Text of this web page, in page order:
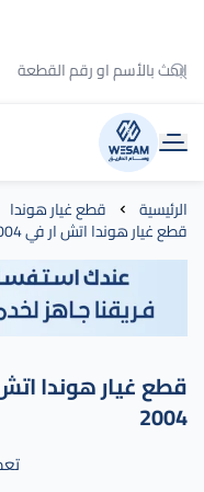
وسام الطريق
الرئيسية قطع غيار هوندا
قطع غيار هوندا اتش ار في 2004
قطع غيار هوندا
2004